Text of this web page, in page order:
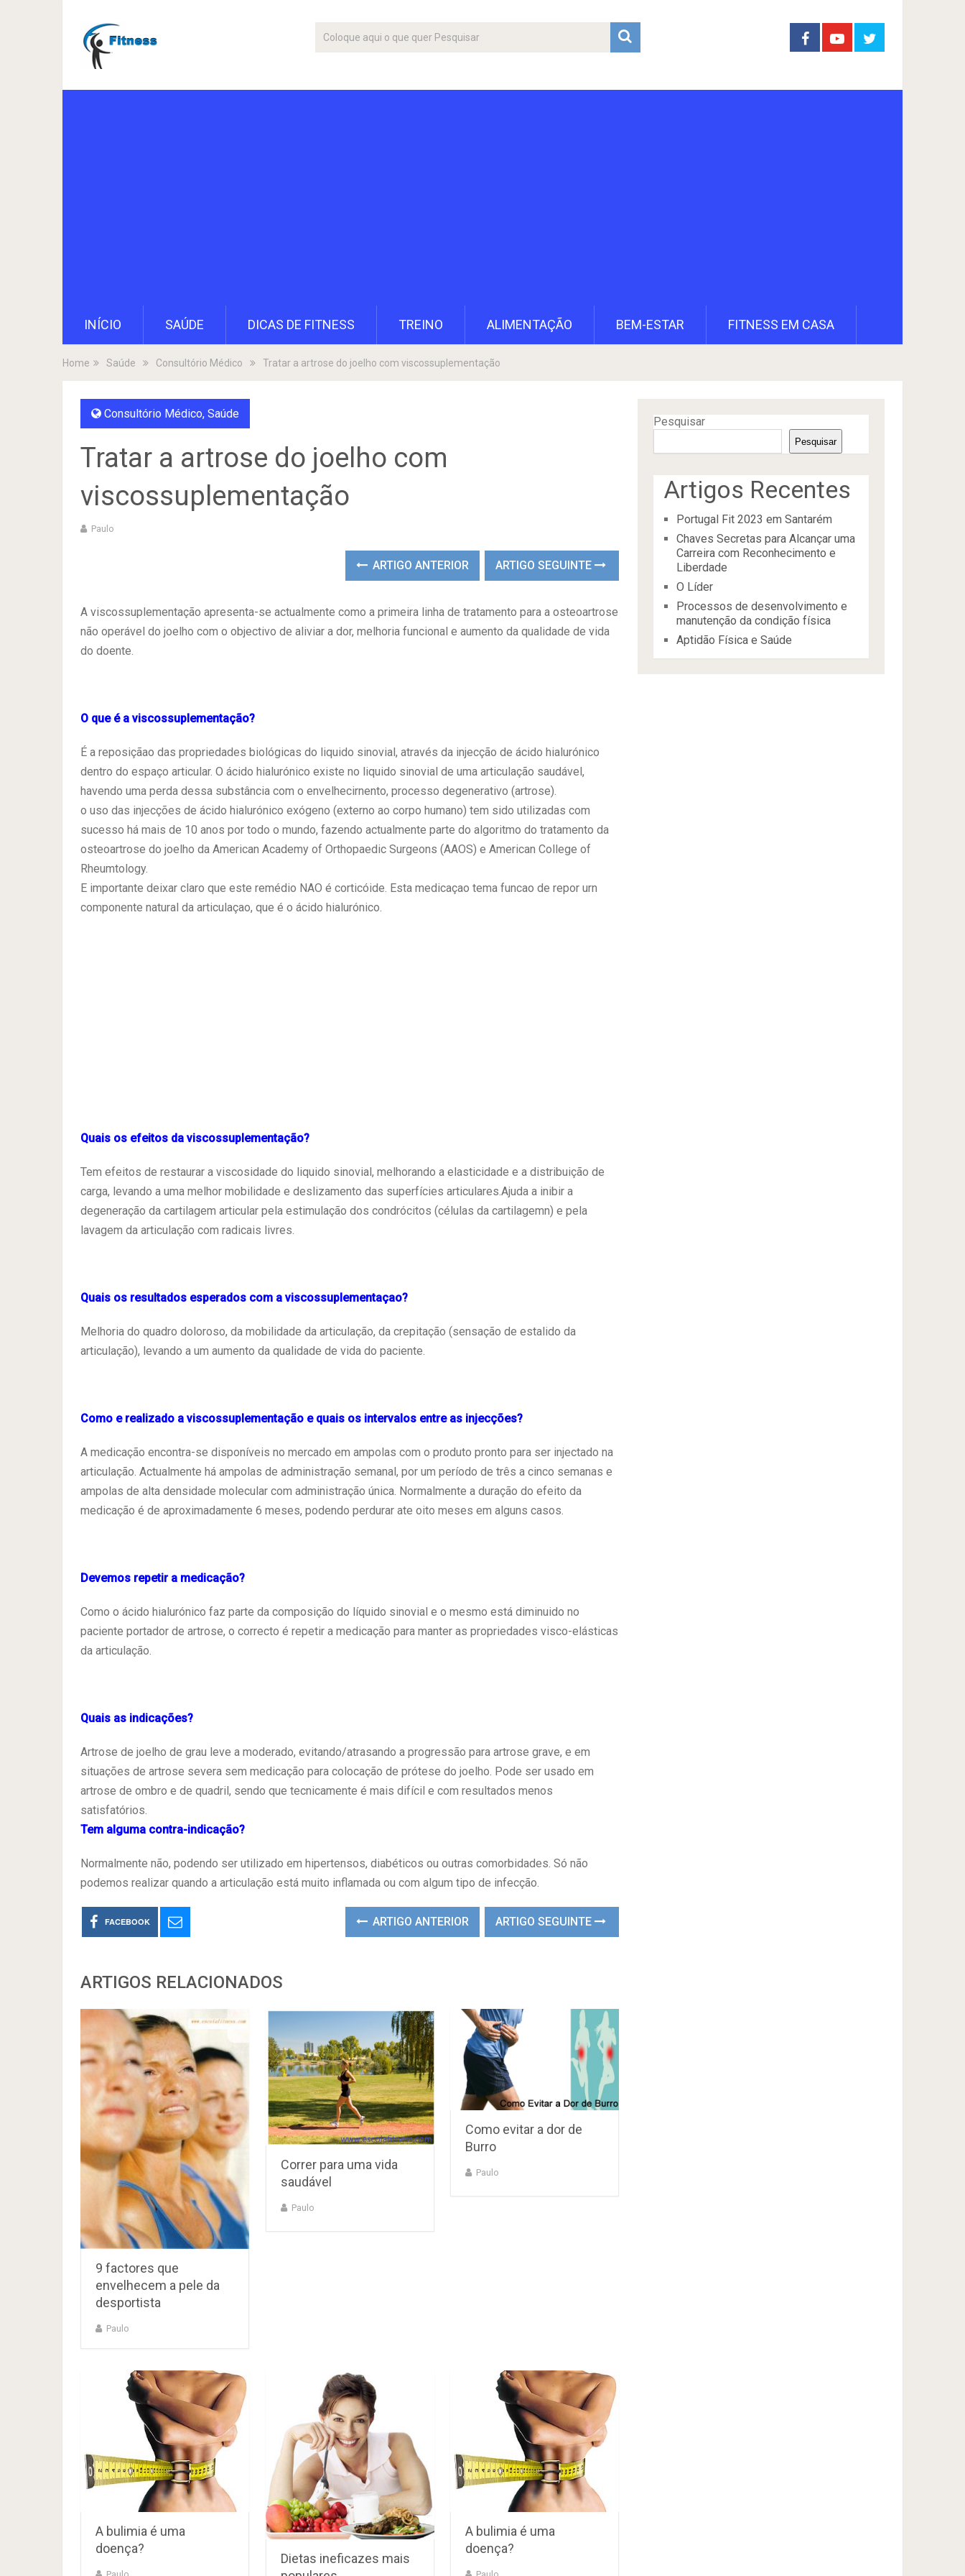
INÍCIO SAÚDE DICAS DE FITNESS TREINO ALIMENTAÇÃO BEM-ESTAR FITNESS EM CASA
Home Saúde Consultório Médico Tratar a artrose do joelho com viscossuplementação
Consultório Médico, Saúde
Tratar a artrose do joelho com
viscossuplementação
Paulo
ARTIGO ANTERIOR ARTIGO SEGUINTE
A viscossuplementação apresenta-se actualmente como a primeira linha de tratamento para a osteoartrose
não operável do joelho com o objectivo de aliviar a dor, melhoria funcional e aumento da qualidade de vida
do doente.
O que é a viscossuplementação?
É a reposiçãao das propriedades biológicas do liquido sinovial, através da injecção de ácido hialurónico
dentro do espaço articular. O ácido hialurónico existe no liquido sinovial de uma articulação saudável,
havendo uma perda dessa substância com o envelhecirnento, processo degenerativo (artrose).
o uso das injecções de ácido hialurónico exógeno (externo ao corpo humano) tem sido utilizadas com
sucesso há mais de 10 anos por todo o mundo, fazendo actualmente parte do algoritmo do tratamento da
osteoartrose do joelho da American Academy of Orthopaedic Surgeons (AAOS) e American College of
Rheumtology.
E importante deixar claro que este remédio NAO é corticóide. Esta medicaçao tema funcao de repor urn
componente natural da articulaçao, que é o ácido hialurónico.
Quais os efeitos da viscossuplementação?
Tem efeitos de restaurar a viscosidade do liquido sinovial, melhorando a elasticidade e a distribuição de
carga, levando a uma melhor mobilidade e deslizamento das superfícies articulares.Ajuda a inibir a
degeneração da cartilagem articular pela estimulação dos condrócitos (células da cartilagemn) e pela
lavagem da articulação com radicais livres.
Quais os resultados esperados com a viscossuplementaçao?
Melhoria do quadro doloroso, da mobilidade da articulação, da crepitação (sensação de estalido da
articulação), levando a um aumento da qualidade de vida do paciente.
Como e realizado a viscossuplementação e quais os intervalos entre as injecções?
A medicação encontra-se disponíveis no mercado em ampolas com o produto pronto para ser injectado na
articulação. Actualmente há ampolas de administração semanal, por um período de três a cinco semanas e
ampolas de alta densidade molecular com administração única. Normalmente a duração do efeito da
medicação é de aproximadamente 6 meses, podendo perdurar ate oito meses em alguns casos.
Devemos repetir a medicação?
Como o ácido hialurónico faz parte da composição do líquido sinovial e o mesmo está diminuido no
paciente portador de artrose, o correcto é repetir a medicação para manter as propriedades visco-elásticas
da articulação.
Quais as indicações?
Artrose de joelho de grau leve a moderado, evitando/atrasando a progressão para artrose grave, e em
situações de artrose severa sem medicação para colocação de prótese do joelho. Pode ser usado em
artrose de ombro e de quadril, sendo que tecnicamente é mais difícil e com resultados menos
satisfatórios.
Tem alguma contra-indicação?
Normalmente não, podendo ser utilizado em hipertensos, diabéticos ou outras comorbidades. Só não
podemos realizar quando a articulação está muito inflamada ou com algum tipo de infecção.
FACEBOOK ARTIGO ANTERIOR ARTIGO SEGUINTE
ARTIGOS RELACIONADOS
9 factores que
envelhecem a pele da
desportista
Paulo
Correr para uma vida
saudável
Paulo
Como evitar a dor de
Burro
Paulo
A bulimia é uma
doença?
Dietas ineficazes mais
A bulimia é uma
doença?
Pesquisar
Pesquisar
Artigos Recentes
Portugal Fit 2023 em Santarém
Chaves Secretas para Alcançar uma
Carreira com Reconhecimento e
Liberdade
O Líder
Processos de desenvolvimento e
manutenção da condição física
Aptidão Física e Saúde